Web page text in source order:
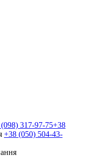
317-97-75+38
+38 (050) 504-43-